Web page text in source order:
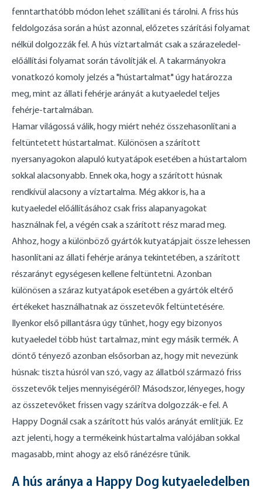
fenntarthatóbb módon lehet szállítani és tárolni. A friss hús
feldolgozása során a húst azonnal, előzetes szárítási folyamat
nélkül dolgozzák fel. A hús víztartalmát csak a szárazeledel-
előállítási folyamat során távolítják el. A takarmányokra
vonatkozó komoly jelzés a "hústartalmat" úgy határozza
meg, mint az állati fehérje arányát a kutyaeledel teljes
fehérje-tartalmában.
Hamar világossá válik, hogy miért nehéz összehasonlítani a
feltüntetett hústartalmat. Különösen a szárított
nyersanyagokon alapuló kutyatápok esetében a hústartalom
sokkal alacsonyabb. Ennek oka, hogy a szárított húsnak
rendkívül alacsony a víztartalma. Még akkor is, ha a
kutyaeledel előállításához csak friss alapanyagokat
használnak fel, a végén csak a szárított rész marad meg.
Ahhoz, hogy a különböző gyártók kutyatápjait össze lehessen
hasonlítani az állati fehérje aránya tekintetében, a szárított
részarányt egységesen kellene feltüntetni. Azonban
különösen a száraz kutyatápok esetében a gyártók eltérő
értékeket használhatnak az összetevők feltüntetésére.
Ilyenkor első pillantásra úgy tűnhet, hogy egy bizonyos
kutyaeledel több húst tartalmaz, mint egy másik termék. A
döntő tényező azonban elsősorban az, hogy mit nevezünk
húsnak: tiszta húsról van szó, vagy az állatból származó friss
összetevők teljes mennyiségéről? Másodszor, lényeges, hogy
az összetevőket frissen vagy szárítva dolgozzák-e fel. A
Happy Dognál csak a szárított hús valós arányát említjük. Ez
azt jelenti, hogy a termékeink hústartalma valójában sokkal
magasabb, mint ahogy az első ránézésre tűnik.
A hús aránya a Happy Dog kutyaeledelben